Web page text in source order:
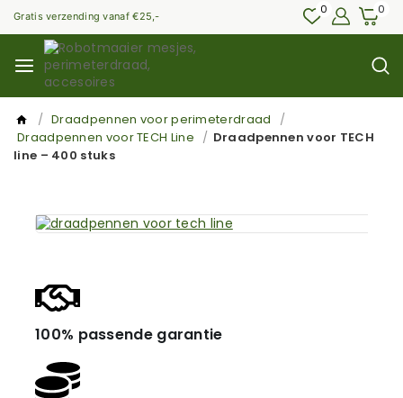
Gratis verzending vanaf €25,- 0 0
/ Draadpennen voor perimeterdraad
/
Draadpennen voor TECH Line / Draadpennen voor TECH
line – 400 stuks
100% passende garantie